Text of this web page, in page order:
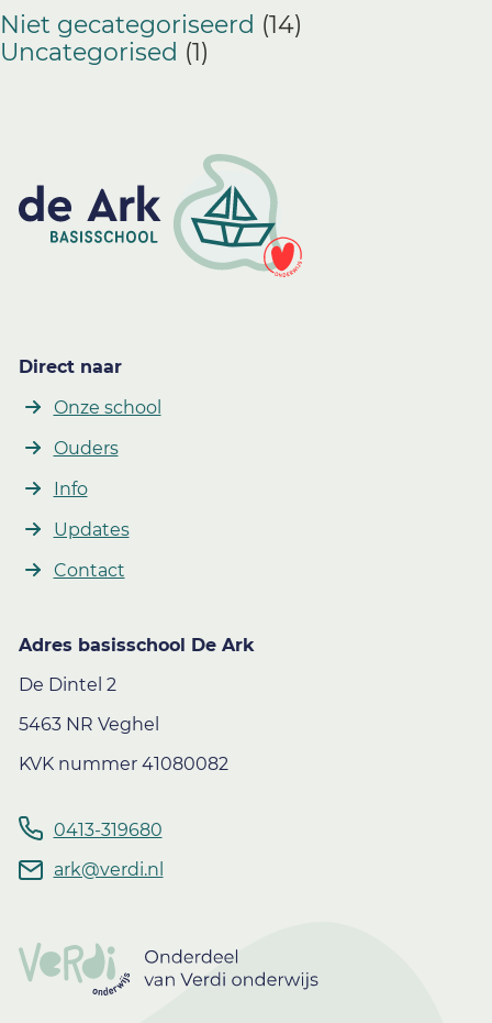
Niet gecategoriseerd (14)
Uncategorised (1)
Direct naar
Onze school
Ouders
Info
Updates
Contact
Adres basisschool De Ark
De Dintel 2
5463 NR Veghel
KVK nummer 41080082
0413-319680
ark@verdi.nl